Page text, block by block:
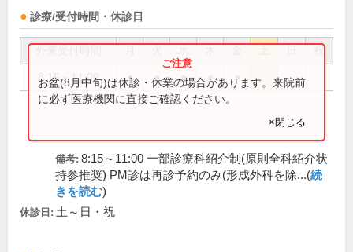
診療/受付時間・休診日
祝
8:15～11:00 ● ● ● ● ●
お盆(8月中旬)は休診・休業の場合があります。来院前
に必ず医療機関に直接ご確認ください。
×閉じる
備考: 8:15～11:00 一部診療科紹介制(原則全科紹介状
持参推奨) PM診は再診予約のみ(形成外科を除...(続
きを読む)
休診日: 土～日・祝